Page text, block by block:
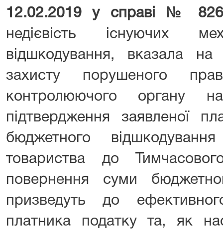
12.02.2019 у справі №
недієвість існуючих
відшкодування, вказала
захисту порушеного
контролюючого органу
підтвердження заявленої
бюджетного
товариства до
повернення суми
призведуть до
платника податку та, як